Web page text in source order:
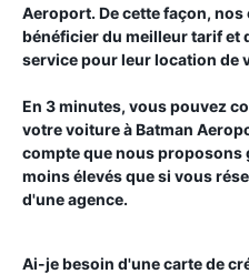
Aeroport. De cette façon,
bénéficier du meilleur tarif et
service pour leur location de
En 3 minutes, vous pouvez
votre voiture àBatman
compte que nous proposons
moins élevés que si vous
d'une agence.
Ai-je besoin d'une carte de